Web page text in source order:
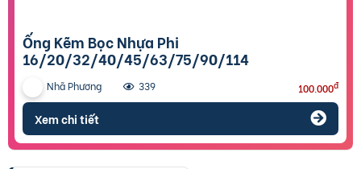
Ống Kẽm Bọc Nhựa Phi
16/20/32/40/45/63/75/90/114
Nhã Phương 339 100.000đ
Xem chi tiết